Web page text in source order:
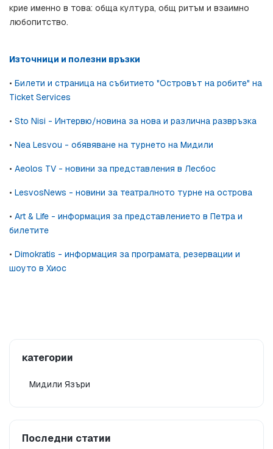
крие именно в това: обща култура, общ ритъм и взаимно
любопитство.
Източници и полезни връзки
• Билети и страница на събитието "Островът на робите" на
Ticket Services
• Sto Nisi - Интервю/новина за нова и различна развръзка
• Nea Lesvou - обявяване на турнето на Мидили
• Aeolos TV - новини за представления в Лесбос
• LesvosNews - новини за театралното турне на острова
• Art & Life - информация за представлението в Петра и
билетите
• Dimokratis - информация за програмата, резервации и
шоуто в Хиос
категории
Мидили Язъри
Последни статии